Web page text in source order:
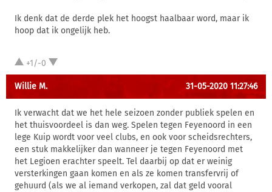
Ik denk dat de derde plek het hoogst haalbaar word, maar ik
hoop dat ik ongelijk heb.
+1/-0
Willie M. 31-05-2020 11:27:46
Ik verwacht dat we het hele seizoen zonder publiek spelen en
het thuisvoordeel is dan weg. Spelen tegen Feyenoord in een
lege Kuip wordt voor veel clubs, en ook voor scheidsrechters,
een stuk makkelijker dan wanneer je tegen Feyenoord met
het Legioen erachter speelt. Tel daarbij op dat er weinig
versterkingen gaan komen en als ze komen transfervrij of
gehuurd (als we al iemand verkopen, zal dat geld vooral